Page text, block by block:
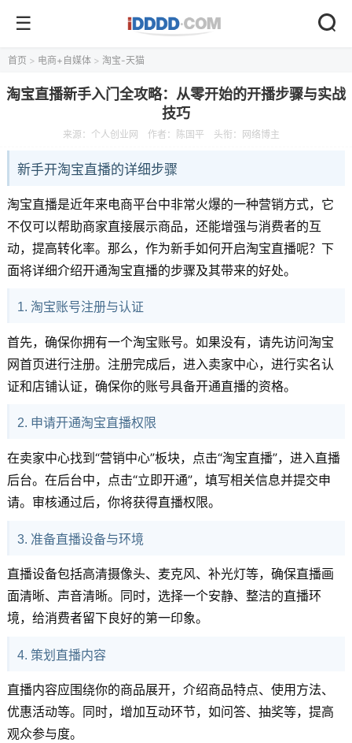
首页 > 电商+自媒体 > 淘宝-天猫
淘宝直播新手入门全攻略：从零开始的开播步骤与实战
技巧
来源： 个人创业网 作者：陈国平 头衔：网络博主
新手开淘宝直播的详细步骤
淘宝直播是近年来电商平台中非常火爆的一种营销方式，它
不仅可以帮助商家直接展示商品，还能增强与消费者的互
动，提高转化率。那么，作为新手如何开启淘宝直播呢？下
面将详细介绍开通淘宝直播的步骤及其带来的好处。
1. 淘宝账号注册与认证
首先，确保你拥有一个淘宝账号。如果没有，请先访问淘宝
网首页进行注册。注册完成后，进入卖家中心，进行实名认
证和店铺认证，确保你的账号具备开通直播的资格。
2. 申请开通淘宝直播权限
在卖家中心找到“营销中心”板块，点击“淘宝直播”，进入直播
后台。在后台中，点击“立即开通”，填写相关信息并提交申
请。审核通过后，你将获得直播权限。
3. 准备直播设备与环境
直播设备包括高清摄像头、麦克风、补光灯等，确保直播画
面清晰、声音清晰。同时，选择一个安静、整洁的直播环
境，给消费者留下良好的第一印象。
4. 策划直播内容
直播内容应围绕你的商品展开，介绍商品特点、使用方法、
优惠活动等。同时，增加互动环节，如问答、抽奖等，提高
观众参与度。